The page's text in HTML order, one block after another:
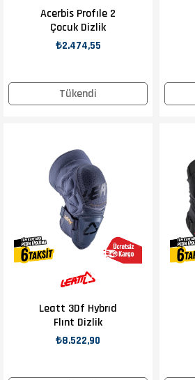
Tükendi
Acerbis Profıle 2
Çocuk Dizlik
₺2.474,55
Leatt 3Df Hybrıd
Flınt Dizlik
₺8.522,90